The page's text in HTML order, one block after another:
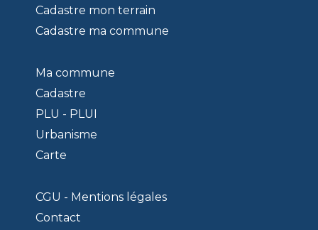
Cadastre mon terrain
Cadastre ma commune
Ma commune
Cadastre
PLU - PLUI
Urbanisme
Carte
CGU - Mentions légales
Contact